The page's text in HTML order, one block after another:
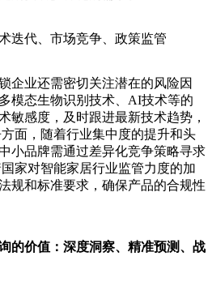
代、市场竞争、政策监管
业还需密切关注潜在的风险因
模态生物识别技术、AI技术等的
敏感度，及时跟进最新技术趋势，
面，随着行业集中度的提升和头
小品牌需通过差异化竞争策略寻求
家对智能家居行业监管力度的加
规和标准要求，确保产品的合规性
的价值：深度洞察、精准预测、战